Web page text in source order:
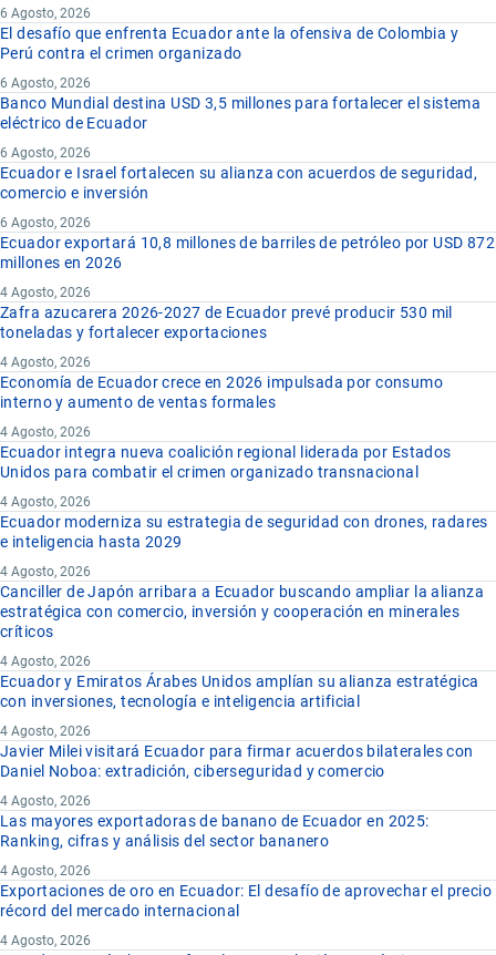
6 Agosto, 2026
El desafío que enfrenta Ecuador ante la ofensiva de Colombia y
Perú contra el crimen organizado
6 Agosto, 2026
Banco Mundial destina USD 3,5 millones para fortalecer el sistema
eléctrico de Ecuador
6 Agosto, 2026
Ecuador e Israel fortalecen su alianza con acuerdos de seguridad,
comercio e inversión
6 Agosto, 2026
Ecuador exportará 10,8 millones de barriles de petróleo por USD 872
millones en 2026
4 Agosto, 2026
Zafra azucarera 2026-2027 de Ecuador prevé producir 530 mil
toneladas y fortalecer exportaciones
4 Agosto, 2026
Economía de Ecuador crece en 2026 impulsada por consumo
interno y aumento de ventas formales
4 Agosto, 2026
Ecuador integra nueva coalición regional liderada por Estados
Unidos para combatir el crimen organizado transnacional
4 Agosto, 2026
Ecuador moderniza su estrategia de seguridad con drones, radares
e inteligencia hasta 2029
4 Agosto, 2026
Canciller de Japón arribara a Ecuador buscando ampliar la alianza
estratégica con comercio, inversión y cooperación en minerales
críticos
4 Agosto, 2026
Ecuador y Emiratos Árabes Unidos amplían su alianza estratégica
con inversiones, tecnología e inteligencia artificial
4 Agosto, 2026
Javier Milei visitará Ecuador para firmar acuerdos bilaterales con
Daniel Noboa: extradición, ciberseguridad y comercio
4 Agosto, 2026
Las mayores exportadoras de banano de Ecuador en 2025:
Ranking, cifras y análisis del sector bananero
4 Agosto, 2026
Exportaciones de oro en Ecuador: El desafío de aprovechar el precio
récord del mercado internacional
4 Agosto, 2026